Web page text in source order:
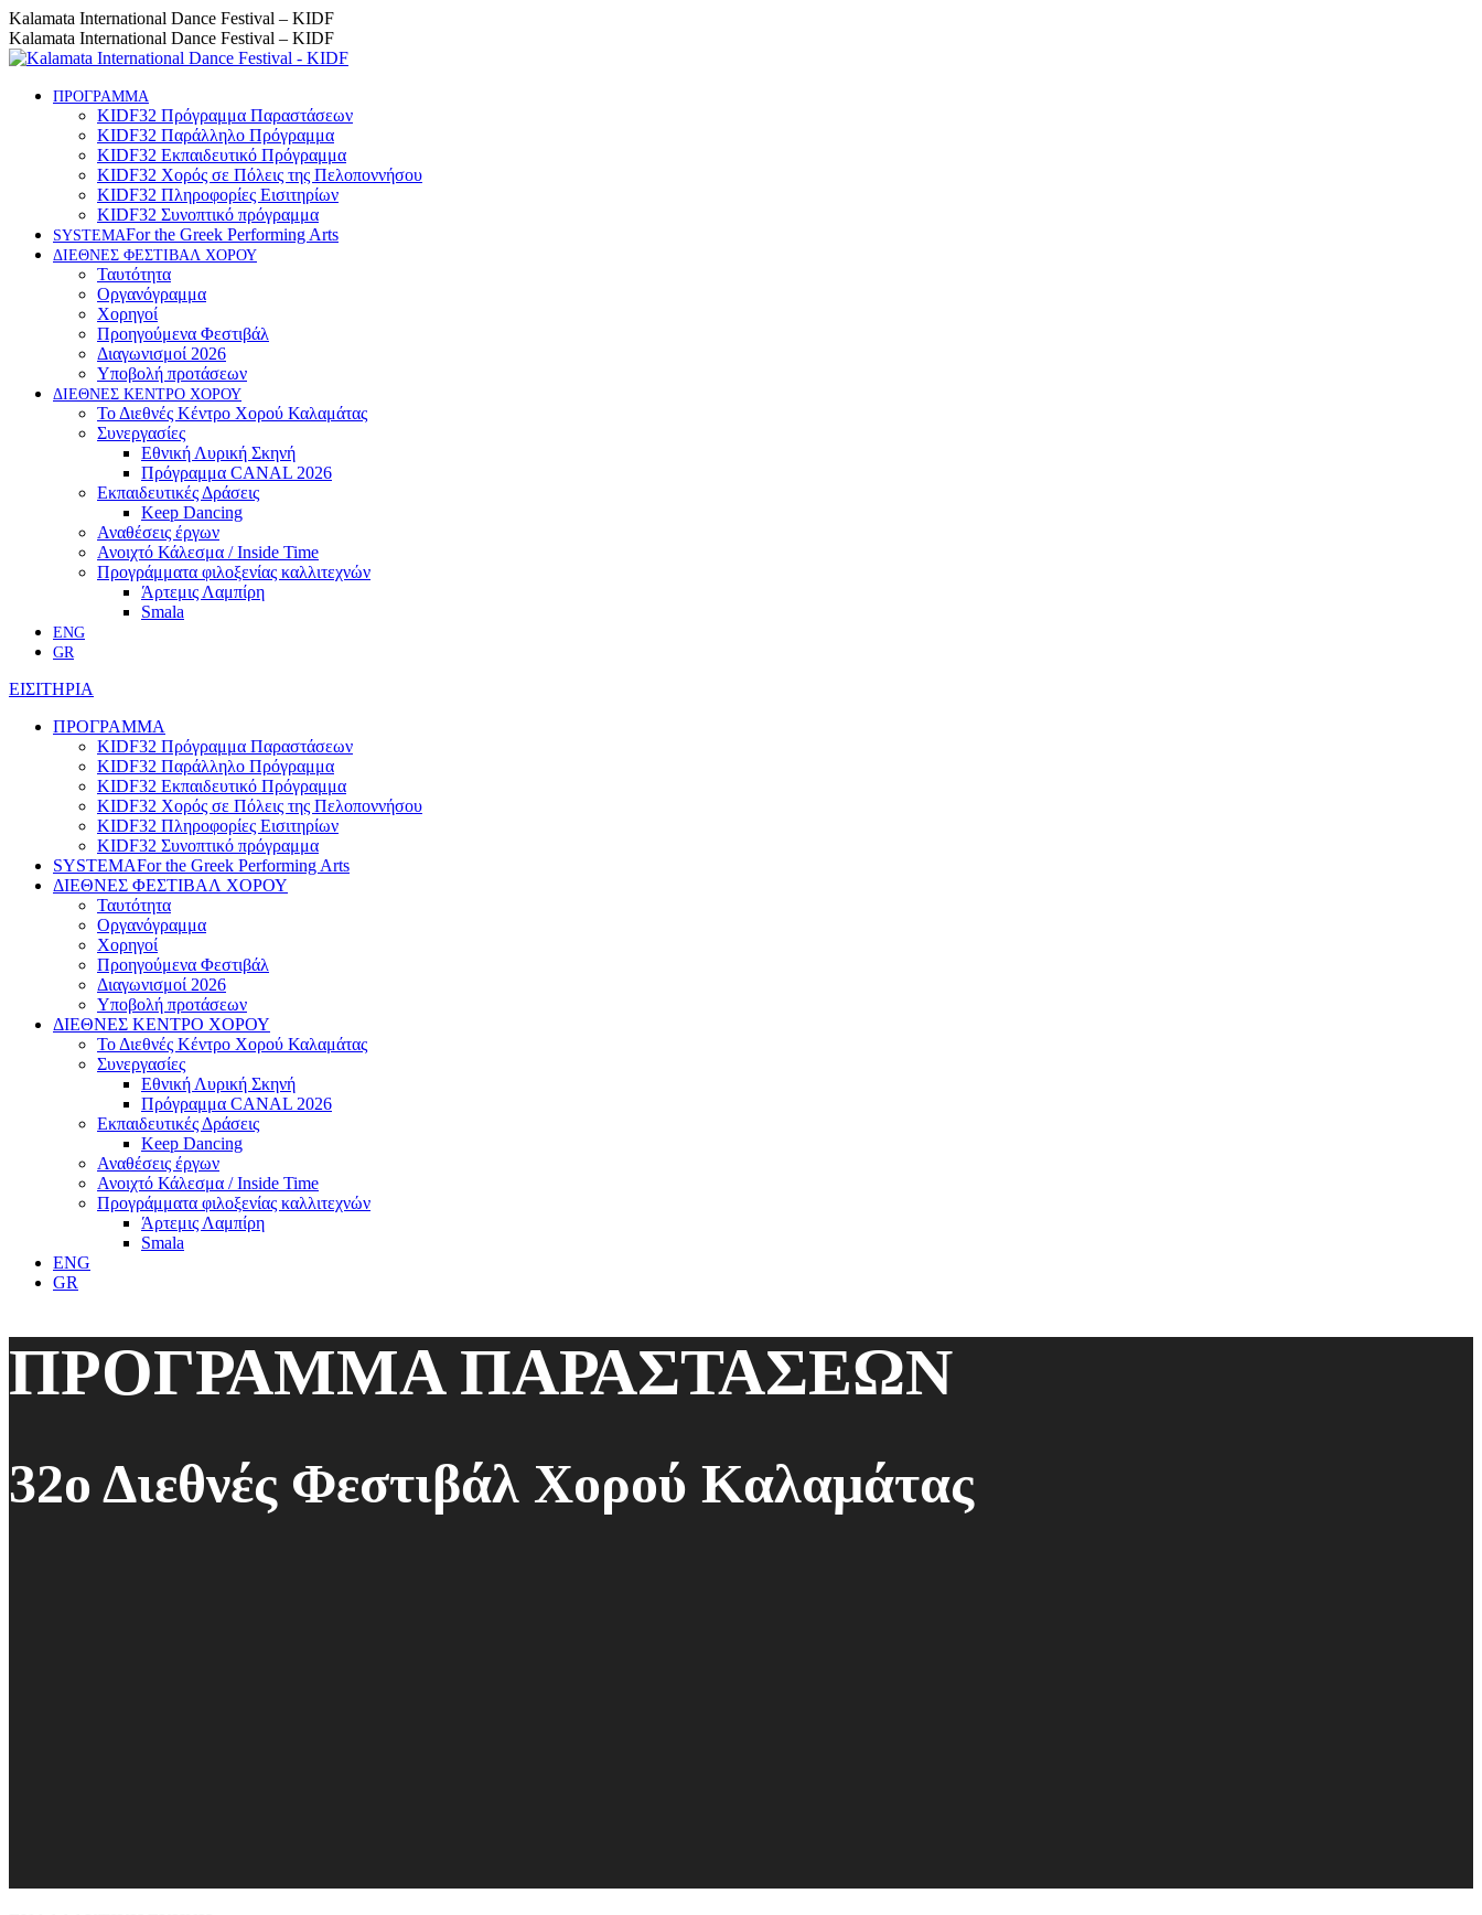
Skip
to
content
Instagram
page
opens
new
Facebook
page
opens
new
YouTube
page
opens
new
Kalamata International Dance Festival – KIDF
Kalamata International Dance Festival – KIDF
ΠΡΟΓΡΑΜΜΑ
KIDF32 Πρόγραμμα Παραστάσεων
KIDF32 Παράλληλο Πρόγραμμα
KIDF32 Εκπαιδευτικό Πρόγραμμα
KIDF32 Χορός σε Πόλεις της Πελοποννήσου
KIDF32 Πληροφορίες Εισιτηρίων
KIDF32 Συνοπτικό πρόγραμμα
SYSTEMAFor the Greek Performing Arts
ΔΙΕΘΝΕΣ ΦΕΣΤΙΒΑΛ ΧΟΡΟΥ
Ταυτότητα
Οργανόγραμμα
Χορηγοί
Προηγούμενα Φεστιβάλ
Διαγωνισμοί 2026
Υποβολή προτάσεων
ΔΙΕΘΝΕΣ ΚΕΝΤΡΟ ΧΟΡΟΥ
Το Διεθνές Κέντρο Χορού Καλαμάτας
Συνεργασίες
Εθνική Λυρική Σκηνή
Πρόγραμμα CANAL 2026
Εκπαιδευτικές Δράσεις
Keep Dancing
Αναθέσεις έργων
Ανοιχτό Κάλεσμα / Inside Time
Προγράμματα φιλοξενίας καλλιτεχνών
Άρτεμις Λαμπίρη
Smala
ENG
GR
ΕΙΣΙΤΗΡΙΑ
ΠΡΟΓΡΑΜΜΑ
KIDF32 Πρόγραμμα Παραστάσεων
KIDF32 Παράλληλο Πρόγραμμα
KIDF32 Εκπαιδευτικό Πρόγραμμα
KIDF32 Χορός σε Πόλεις της Πελοποννήσου
KIDF32 Πληροφορίες Εισιτηρίων
KIDF32 Συνοπτικό πρόγραμμα
SYSTEMAFor the Greek Performing Arts
ΔΙΕΘΝΕΣ ΦΕΣΤΙΒΑΛ ΧΟΡΟΥ
Ταυτότητα
Οργανόγραμμα
Χορηγοί
Προηγούμενα Φεστιβάλ
Διαγωνισμοί 2026
Υποβολή προτάσεων
ΔΙΕΘΝΕΣ ΚΕΝΤΡΟ ΧΟΡΟΥ
Το Διεθνές Κέντρο Χορού Καλαμάτας
Συνεργασίες
Εθνική Λυρική Σκηνή
Πρόγραμμα CANAL 2026
Εκπαιδευτικές Δράσεις
Keep Dancing
Αναθέσεις έργων
Ανοιχτό Κάλεσμα / Inside Time
Προγράμματα φιλοξενίας καλλιτεχνών
Άρτεμις Λαμπίρη
Smala
ENG
GR
ΠΡΟΓΡΑΜΜΑ ΠΑΡΑΣΤΑΣΕΩΝ
32ο Διεθνές Φεστιβάλ Χορού Καλαμάτας